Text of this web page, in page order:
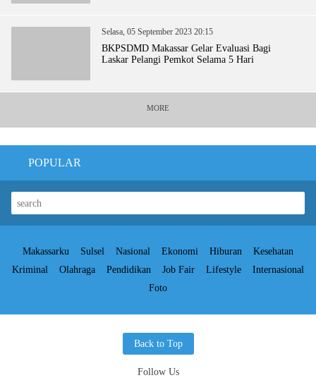
Selasa, 05 September 2023 20:15
BKPSDMD Makassar Gelar Evaluasi Bagi
Laskar Pelangi Pemkot Selama 5 Hari
MORE
POPULAR
Makassarku Sulsel Nasional Ekonomi Hiburan
Kesehatan
Kriminal
Olahraga Pendidikan Job Fair Lifestyle
Internasional
Foto
Back to Top
Follow Us